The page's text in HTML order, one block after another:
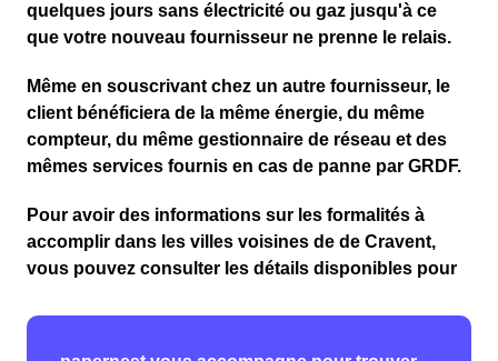
quelques jours sans électricité ou gaz jusqu'à ce
que votre nouveau fournisseur ne prenne le relais.
Même en souscrivant chez un autre fournisseur, le
client bénéficiera de la même énergie, du même
compteur, du même gestionnaire de réseau et des
mêmes services fournis en cas de panne par GRDF.
Pour avoir des informations sur les formalités à
accomplir dans les villes voisines de de Cravent,
vous pouvez consulter les détails disponibles pour